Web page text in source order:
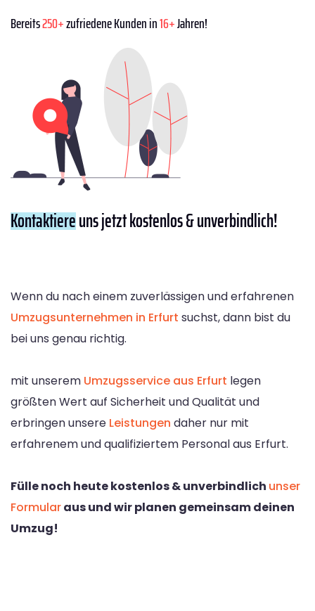
Bereits250+zufriedene Kunden in16+Jahren!
Kontaktiereuns jetzt kostenlos & unverbindlich!
Wenn du nach einem zuverlässigen und erfahrenen
Umzugsunternehmen in Erfurt suchst, dann bist du
bei uns genau richtig.
mit unserem Umzugsservice aus Erfurt legen
größten Wert auf Sicherheit und Qualität und
erbringen unsere Leistungen daher nur mit
erfahrenem und qualifiziertem Personal aus Erfurt.
Fülle noch heute kostenlos & unverbindlich unser
Formularaus und wir planen gemeinsam deinen
Umzug!